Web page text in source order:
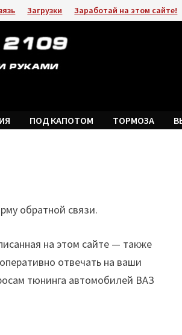
Загрузки Заработай на этом сайте!
ПОД КАПОТОМ ТОРМОЗА
обратной связи.
на этом сайте — также
отвечать на ваши
тюнинга автомобилей ВАЗ